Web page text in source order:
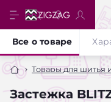
Товары для шитья
Застежка
Все о товаре